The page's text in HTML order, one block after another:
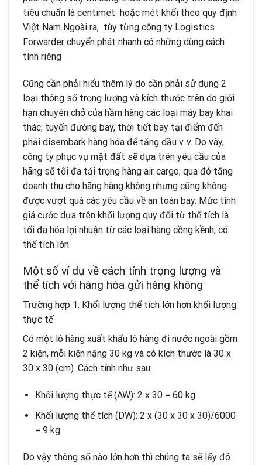
tiêu chuẩn là centimet hoặc mét khối theo quy định
Việt Nam Ngoài ra, tùy từng công ty Logistics
Forwarder chuyển phát nhanh có những dùng cách
tính riêng
Cũng cần phải hiểu thêm lý do cần phải sử dụng 2
loại thông số trọng lượng và kích thước trên do giới
hạn chuyên chở của hầm hàng các loại máy bay khai
thác; tuyến đường bay, thời tiết bay tại điểm đến
phải disembark hàng hóa để tăng dầu v..v. Do vây,
công ty phục vụ mặt đất sẽ dựa trên yêu cầu của
hãng sẽ tối đa tải trọng hàng air cargo; qua đó tăng
doanh thu cho hãng hàng không nhưng cũng không
được vượt quá các yêu cầu về an toàn bay. Mức tính
giá cước dựa trên khối lượng quy đổi từ thể tích là
tối đa hóa lợi nhuận từ các loại hàng cồng kềnh, có
thể tích lớn.
Một số ví dụ về cách tính trọng lượng và
thể tích với hàng hóa gửi hàng không
Trường hợp 1: Khối lượng thể tích lớn hơn khối lượng
thực tế
Có một lô hàng xuất khẩu lô hàng đi nước ngoài gồm
2 kiện, mỗi kiện nặng 30 kg và có kích thước là 30 x
30 x 30 (cm). Cách tính như sau:
Khối lượng thực tế (AW): 2 x 30 = 60 kg
Khối lượng thể tích (DW): 2 x (30 x 30 x 30)/6000
= 9 kg
Do vậy thông số nào lớn hơn thì chúng ta sẽ lấy đó